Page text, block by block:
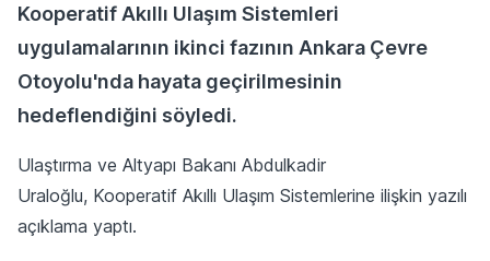
Kooperatif Akıllı Ulaşım Sistemleri
uygulamalarının ikinci fazının Ankara Çevre
Otoyolu'nda hayata geçirilmesinin
hedeflendiğini söyledi.
Ulaştırma ve Altyapı Bakanı Abdulkadir
Uraloğlu, Kooperatif Akıllı Ulaşım Sistemlerine ilişkin yazılı
açıklama yaptı.